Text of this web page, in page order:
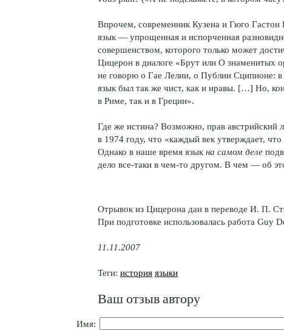
Впрочем, современник Кузена и Гюго
язык — упрощенная и испорченная
совершенством, которого только может
Цицерон в диалоге «Брут или О знаменитых
не говорю о Гае Лелии, о Публии Сципионе: в
язык был так же чист, как и нравы. […] Но,
в Риме, так и в Греции».
Где же истина? Возможно, прав австрийский
в 1974 году, что «каждый век утверждает,
Однако в наше время язык на самом деле
дело все-таки в чем-то другом. В чем — об
Отрывок из Цицерона дан в переводе И. П.
При подготовке использовалась работа
11.11.2007
Теги: история языки
Ваш отзыв автору
Имя: